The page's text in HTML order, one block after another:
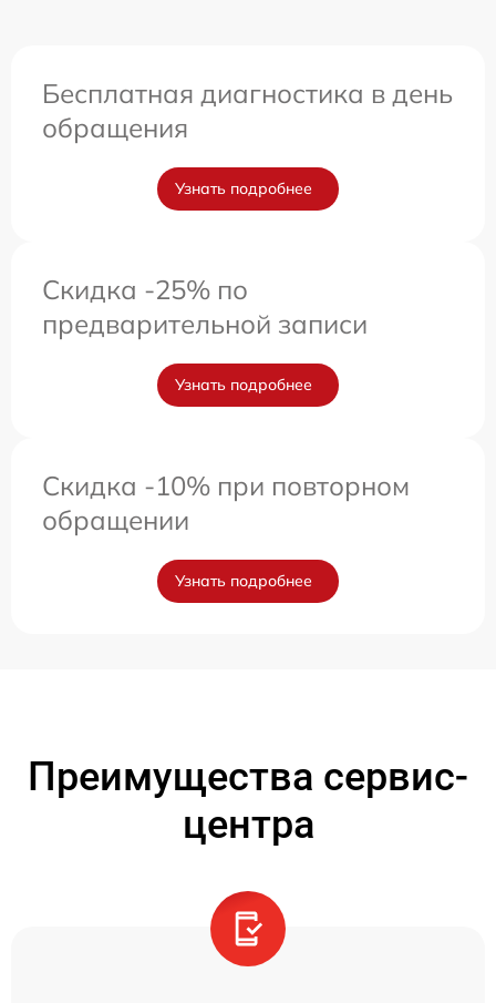
Бесплатная диагностика в день
обращения
Узнать подробнее
Скидка -25% по
предварительной записи
Узнать подробнее
Скидка -10% при повторном
обращении
Узнать подробнее
Преимущества сервис-
центра